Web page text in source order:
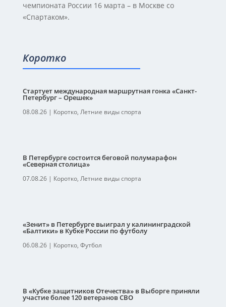
чемпионата России 16 марта – в Москве со
«Спартаком».
Коротко
Стартует международная маршрутная гонка «Санкт-
Петербург – Орешек»
08.08.26| Коротко, Летние виды спорта
В Петербурге состоится беговой полумарафон
«Северная столица»
07.08.26| Коротко, Летние виды спорта
«Зенит» в Петербурге выиграл у калининградской
«Балтики» в Кубке России по футболу
06.08.26| Коротко, Футбол
В «Кубке защитников Отечества» в Выборге приняли
участие более 120 ветеранов СВО